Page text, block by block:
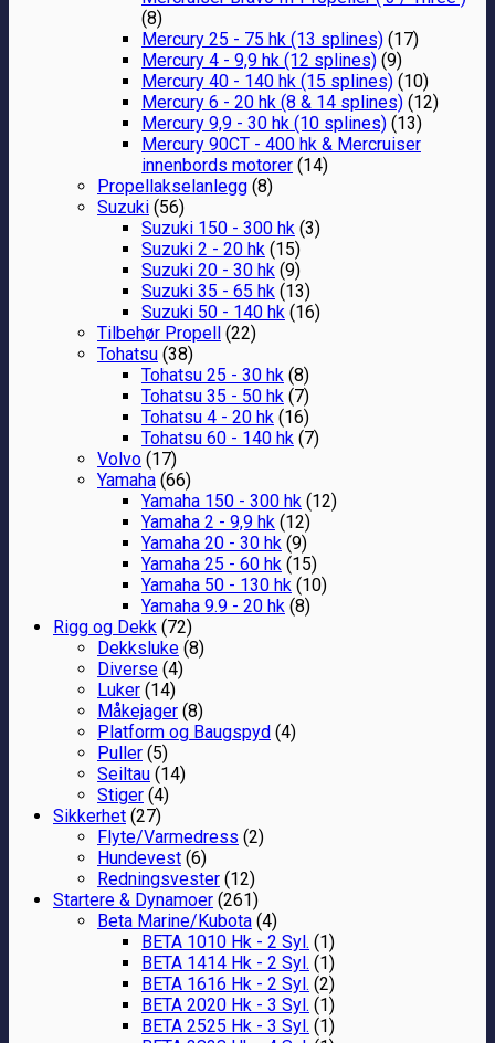
(8)
Mercury 25 - 75 hk (13 splines) (17)
Mercury 4 - 9,9 hk (12 splines) (9)
Mercury 40 - 140 hk (15 splines) (10)
Mercury 6 - 20 hk (8 & 14 splines) (12)
Mercury 9,9 - 30 hk (10 splines) (13)
Mercury 90CT - 400 hk & Mercruiser
innenbords motorer (14)
Propellakselanlegg (8)
Suzuki (56)
Suzuki 150 - 300 hk (3)
Suzuki 2 - 20 hk (15)
Suzuki 20 - 30 hk (9)
Suzuki 35 - 65 hk (13)
Suzuki 50 - 140 hk (16)
Tilbehør Propell (22)
Tohatsu (38)
Tohatsu 25 - 30 hk (8)
Tohatsu 35 - 50 hk (7)
Tohatsu 4 - 20 hk (16)
Tohatsu 60 - 140 hk (7)
Volvo (17)
Yamaha (66)
Yamaha 150 - 300 hk (12)
Yamaha 2 - 9,9 hk (12)
Yamaha 20 - 30 hk (9)
Yamaha 25 - 60 hk (15)
Yamaha 50 - 130 hk (10)
Yamaha 9.9 - 20 hk (8)
Rigg og Dekk (72)
Dekksluke (8)
Diverse (4)
Luker (14)
Måkejager (8)
Platform og Baugspyd (4)
Puller (5)
Seiltau (14)
Stiger (4)
Sikkerhet (27)
Flyte/Varmedress (2)
Hundevest (6)
Redningsvester (12)
Startere & Dynamoer (261)
Beta Marine/Kubota (4)
BETA 1010 Hk - 2 Syl. (1)
BETA 1414 Hk - 2 Syl. (1)
BETA 1616 Hk - 2 Syl. (2)
BETA 2020 Hk - 3 Syl. (1)
BETA 2525 Hk - 3 Syl. (1)